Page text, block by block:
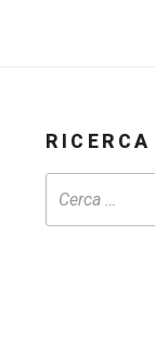
RICERCA